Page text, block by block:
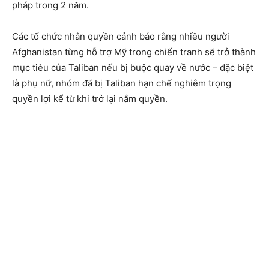
pháp trong 2 năm.
Các tổ chức nhân quyền cảnh báo rằng nhiều người
Afghanistan từng hỗ trợ Mỹ trong chiến tranh sẽ trở thành
mục tiêu của Taliban nếu bị buộc quay về nước – đặc biệt
là phụ nữ, nhóm đã bị Taliban hạn chế nghiêm trọng
quyền lợi kể từ khi trở lại nắm quyền.